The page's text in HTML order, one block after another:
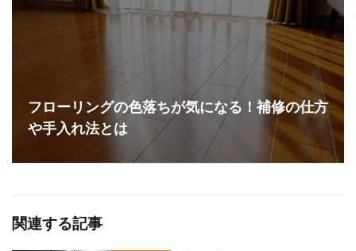
フローリングの色落ちが気になる！補修の仕方
や手入れ法とは
関連する記事